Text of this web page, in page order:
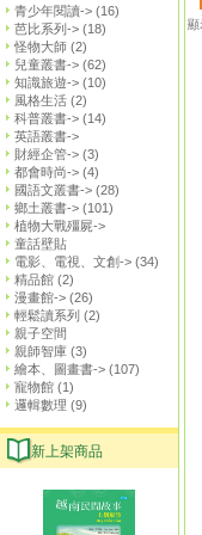
青少年閱讀-> (16)
芭比系列-> (18)
怪物大師 (2)
兒童叢書-> (62)
知識旅遊-> (10)
風格生活 (2)
科普叢書-> (14)
英語叢書->
財經企管-> (3)
都會時尚-> (4)
國語文叢書-> (28)
鄉土叢書-> (101)
植物大戰殭屍->
童話壁貼
電影、電視、文創-> (34)
精品館 (2)
漫畫館-> (26)
輕鬆讀系列 (2)
親子空間
親師智庫 (3)
繪本、圖畫書-> (107)
寵物館 (1)
邏輯數理 (9)
新上架商品
顯